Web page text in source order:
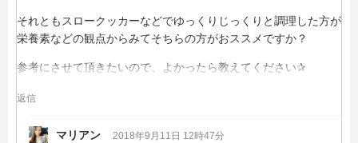
それともスロークッカーなどでゆっくりじっくりと調理した方が
栄養素などの観点からみてそちらの方がおススメですか？
参考にさせて頂きたいので、よかったら教えてください✰︎
返信
マリアン 2018年9月11日 12時47分